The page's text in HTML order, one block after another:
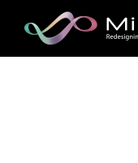
MicroAd